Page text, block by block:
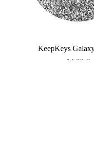
KeepKeys
Prix
14,00 €